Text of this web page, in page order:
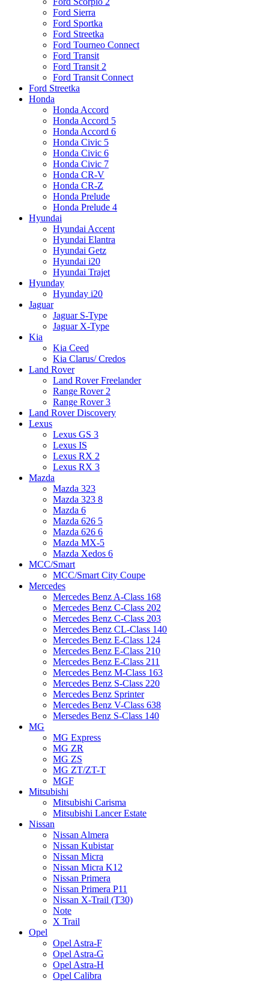
Ford Sierra
Ford Sportka
Ford Streetka
Ford Tourneo Connect
Ford Transit
Ford Transit 2
Ford Transit Connect
Ford Streetka
Honda
Honda Accord
Honda Accord 5
Honda Accord 6
Honda Civic 5
Honda Civic 6
Honda Civic 7
Honda CR-V
Honda CR-Z
Honda Prelude
Honda Prelude 4
Hyundai
Hyundai Accent
Hyundai Elantra
Hyundai Getz
Hyundai i20
Hyundai Trajet
Hyunday
Hyunday i20
Jaguar
Jaguar S-Type
Jaguar X-Type
Kia
Kia Ceed
Kia Clarus/ Credos
Land Rover
Land Rover Freelander
Range Rover 2
Range Rover 3
Land Rover Discovery
Lexus
Lexus GS 3
Lexus IS
Lexus RX 2
Lexus RX 3
Mazda
Mazda 323
Mazda 323 8
Mazda 6
Mazda 626 5
Mazda 626 6
Mazda MX-5
Mazda Xedos 6
MCC/Smart
MCC/Smart City Coupe
Mercedes
Mercedes Benz A-Class 168
Mercedes Benz C-Class 202
Mercedes Benz C-Class 203
Mercedes Benz CL-Class 140
Mercedes Benz E-Class 124
Mercedes Benz E-Class 210
Mercedes Benz E-Class 211
Mercedes Benz M-Class 163
Mercedes Benz S-Class 220
Mercedes Benz Sprinter
Mercedes Benz V-Class 638
Mersedes Benz S-Class 140
MG
MG Express
MG ZR
MG ZS
MG ZT/ZT-T
MGF
Mitsubishi
Mitsubishi Carisma
Mitsubishi Lancer Estate
Nissan
Nissan Almera
Nissan Kubistar
Nissan Micra
Nissan Micra K12
Nissan Primera
Nissan Primera P11
Nissan X-Trail (T30)
Note
X Trail
Opel
Opel Astra-F
Opel Astra-G
Opel Astra-H
Opel Calibra